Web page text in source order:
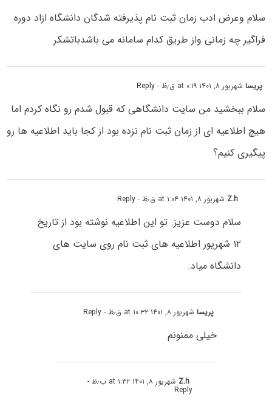
سلام وعرض ادب زمان ثبت نام پذیرفته شدگان دانشگاه ازاد دوره
فراگیر چه زمانی واز طریق کدام سامانه می باشدباتشکر
پریساشهریور ۸, ۱۴۰۱ at ۰:۱۹ ق٫ظ - Reply
سلام ببخشید من سایت دانشگاهی که قبول شدم رو نگاه کردم اما
هیچ اطلاعیه ای از زمان ثبت نام نزده بود از کجا باید اطلاعیه ها رو
پیگیری کنیم؟
Z.h شهریور ۸, ۱۴۰۱ at ۱:۰۴ ق٫ظ - Reply
سلام دوست عزیز. تو این اطلاعیه نوشته بود از تاریخ
۱۲ شهریور اطلاعیه های ثبت نام روی سایت های
دانشگاه میاد.
پریساشهریور ۸, ۱۴۰۱ at ۱۰:۳۲ ق٫ظ - Reply
خیلی ممنونم
Z.h شهریور ۸, ۱۴۰۱ at ۱:۳۲ ب٫ظ -
Reply